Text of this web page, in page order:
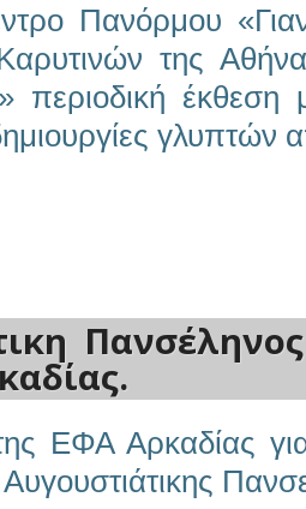
Πανόρμου
της
περιοδική έκθεση
ΕΦΑ Αρκαδίας